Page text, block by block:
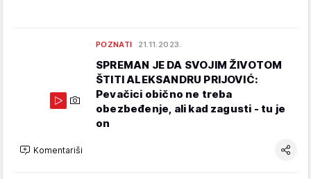
POZNATI 21.11.2023.
SPREMAN JE DA SVOJIM ŽIVOTOM
ŠTITI ALEKSANDRU PRIJOVIĆ:
Pevačici obično ne treba
obezbeđenje, ali kad zagusti - tu je
on
Komentariši